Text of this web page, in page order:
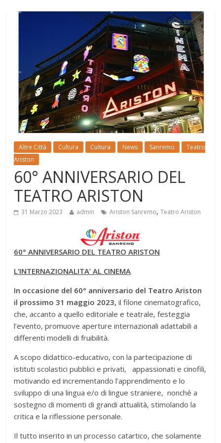
Altre Città Cultura Cultura News Sanremo
Teatro
Ariston
60° ANNIVERSARIO DEL
TEATRO ARISTON
31 Marzo 2023 admin Ariston Sanremo,Teatro Ariston
60° ANNIVERSARIO DEL TEATRO ARISTON
L’INTERNAZIONALITA’ AL CINEMA
In occasione del 60° anniversario del Teatro Ariston
il prossimo 31 maggio 2023, il filone cinematografico,
che, accanto a quello editoriale e teatrale, festeggia
l’evento, promuove aperture internazionali adattabili a
differenti modelli di fruibilità.
A scopo didattico-educativo, con la partecipazione di
istituti scolastici pubblici e privati, appassionati e cinofili,
motivando ed incrementando l’apprendimento e lo
sviluppo di una lingua e/o di lingue straniere, nonché a
sostegno di momenti di grandi attualità, stimolando la
critica e la riflessione personale.
Il tutto inserito in un processo catartico, che solamente